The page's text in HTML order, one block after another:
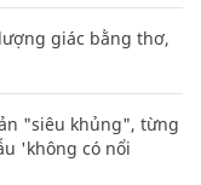
giác bằng thơ,
"siêu khủng", từng
'không có nổi